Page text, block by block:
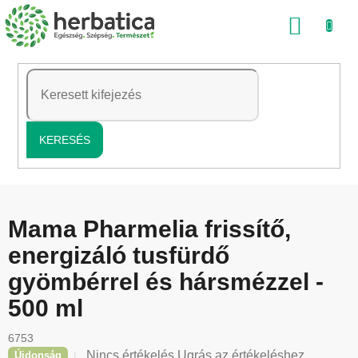
Ugrás
a
tartalomhoz
KERESÉS
Mama Pharmelia frissítő,
energizáló tusfürdő
gyömbérrel és hársmézzel -
500 ml
6753
Újdonság
A
Nincs értékelés Ugrás az értékeléshez